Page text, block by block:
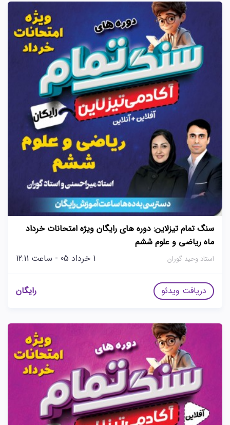
سنگ تمام تیزلاین: دوره های رایگان ویژه امتحانات خرداد
ماه ریاضی و علوم ششم
استاد وحید گوران 1 خرداد 05 - ساعت 12:11
دریافت ویدئو رایگان